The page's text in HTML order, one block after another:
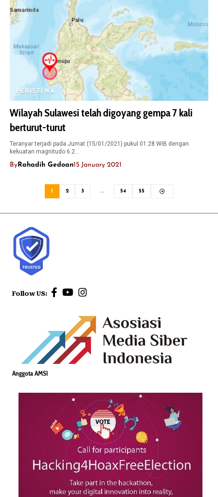
PERISTIWA
Wilayah Sulawesi telah digoyang gempa 7 kali
berturut-turut
Teranyar terjadi pada Jumat (15/01/2021) pukul 01:28 WIB dengan
kekuatan magnitudo 6.2…
ByRahadih Gedoan15 January 2021
1 2 3 … 54 55
Follow US:
Anggota AMSI